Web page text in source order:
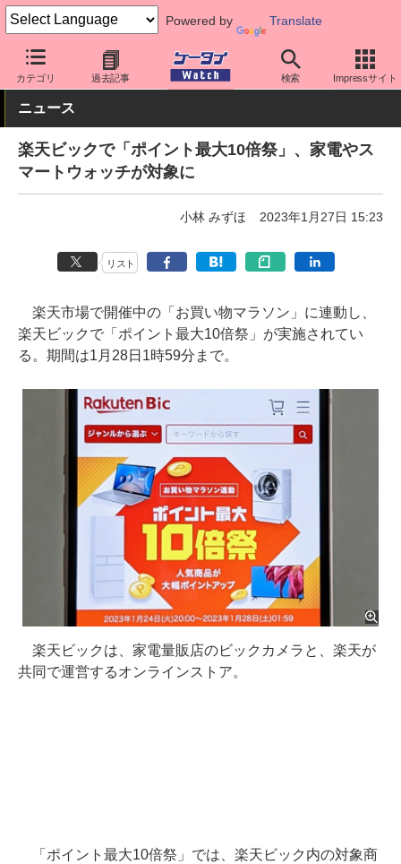
Powered by Translate
カテゴリ 過去記事 検索 Impressサイト
ケータイ Watch キャリア 楽天 アプリ・サービス
ニュース
楽天ビックで「ポイント最大10倍祭」、家電やス
マートウォッチが対象に
小林 みずほ 2023年1月27日 15:23
リスト
楽天市場で開催中の「お買い物マラソン」に連動し、
楽天ビックで「ポイント最大10倍祭」が実施されてい
る。期間は1月28日1時59分まで。
楽天ビックは、家電量販店のビックカメラと、楽天が
共同で運営するオンラインストア。
「ポイント最大10倍祭」では、楽天ビック内の対象商